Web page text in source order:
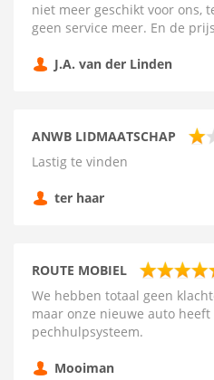
niet meer geschikt voor ons,
geen service meer. En de
J.A. van der Linden
ANWB LIDMAATSCHAP
Lastig te vinden
ter haar
ROUTE MOBIEL
We hebben totaal geen
maar onze nieuwe auto heeft
pechhulpsysteem.
Mooiman